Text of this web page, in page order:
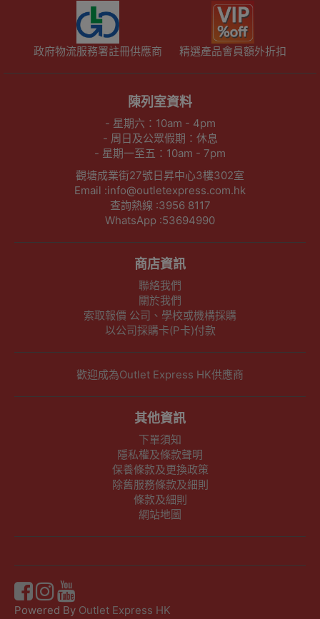
政府物流服務署註冊供應商 精選產品會員額外折扣
陳列室資料
- 星期六：10am - 4pm
- 周日及公眾假期：休息
- 星期一至五：10am - 7pm
觀塘成業街27號日昇中心3樓302室
Email :info@outletexpress.com.hk
查詢熱線 :3956 8117
WhatsApp :53694990
商店資訊
聯絡我們
關於我們
索取報價 公司、學校或機構採購
以公司採購卡(P卡)付款
歡迎成為Outlet Express HK供應商
其他資訊
下單須知
隱私權及條款聲明
保養條款及更換政策
除舊服務條款及細則
條款及細則
網站地圖
Powered By Outlet Express HK